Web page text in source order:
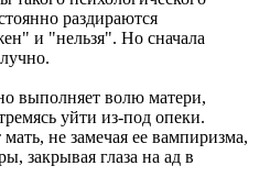
раздираются
и "нельзя". Но сначала
выполняет волю матери,
уйти из-под опеки.
не замечая ее вампиризма,
закрывая глаза на ад в